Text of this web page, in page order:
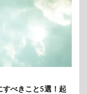
べきこと5選！起